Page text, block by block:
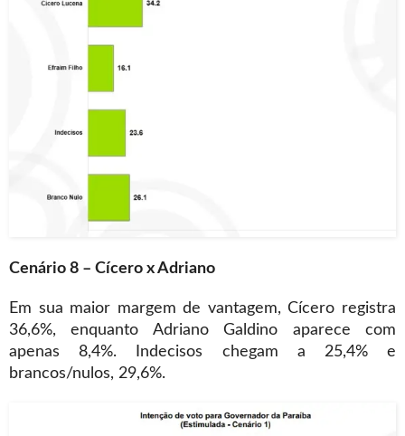
Cenário 8 – Cícero x Adriano
Em sua maior margem de vantagem, Cícero registra
36,6%, enquanto Adriano Galdino aparece com
apenas 8,4%. Indecisos chegam a 25,4% e
brancos/nulos, 29,6%.